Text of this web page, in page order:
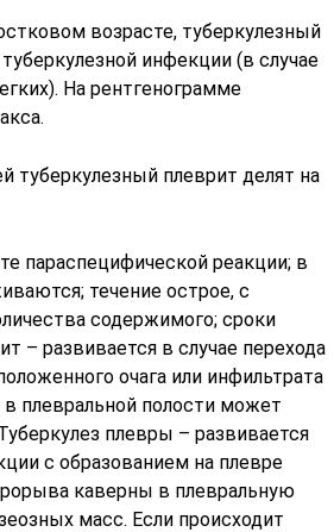
возрасте, туберкулезный
инфекции (в случае
На рентгенограмме
туберкулезный плеврит делят на
параспецифической реакции; в
течение острое, с
содержимого; сроки
– развивается в случае перехода
очага или инфильтрата
в плевральной полости может
плевры – развивается
с образованием на плевре
каверны в плевральную
масс. Если происходит